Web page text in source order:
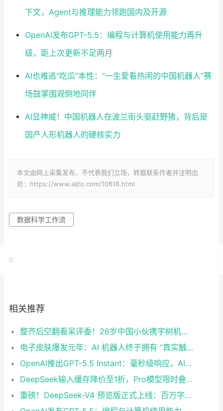
下文，Agent与推理能力领跑国内及开源
OpenAI发布GPT-5.5：编程与计算机使用能力再升
级，距上次更新不足两月
AI也难逃“吃瓜”本性：“一生爱看热闹的中国机器人”赛
场鼓掌围观倒地同伴
AI显神威！中国机器人在波兰街头驱赶野猪，背后是
国产人形机器人的硬核实力
本文由网上采集发布，不代表我们立场，转载联系作者并注明出
处：https://www.aijto.com/10618.html
数据科学工作流
0
相关推荐
整齐后空翻看呆评委！26岁中国小伙携宇树机器人登上《美国达人秀》
电子皮肤爆发元年：AI 机器人终于拥有 “真实触觉”
OpenAI推出GPT-5.5 Instant：毫秒级响应，AI实时交互迎来革命性突破
DeepSeek输入缓存降价至1折，Pro模型限时叠加2.5折优惠
重磅！DeepSeek-V4 预览版正式上线：百万字超长上下文，Agent与推理能力领跑国内及开源